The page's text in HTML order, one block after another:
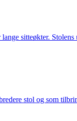
sitteøkter.
stol og som